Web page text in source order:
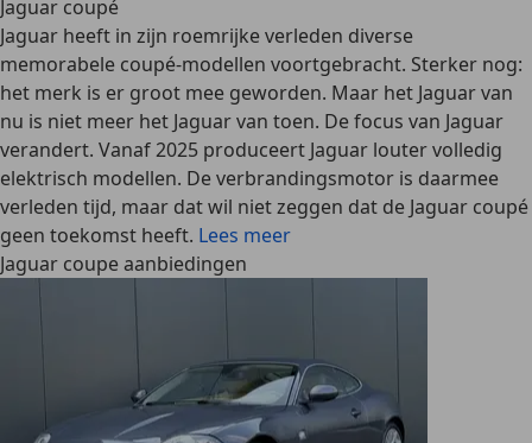
Jaguar coupé
Jaguar heeft in zijn roemrijke verleden diverse
memorabele coupé-modellen voortgebracht. Sterker nog:
het merk is er groot mee geworden. Maar het Jaguar van
nu is niet meer het Jaguar van toen. De focus van Jaguar
verandert. Vanaf 2025 produceert Jaguar louter volledig
elektrisch modellen. De verbrandingsmotor is daarmee
verleden tijd, maar dat wil niet zeggen dat de Jaguar coupé
geen toekomst heeft. Lees meer
Jaguar coupe aanbiedingen